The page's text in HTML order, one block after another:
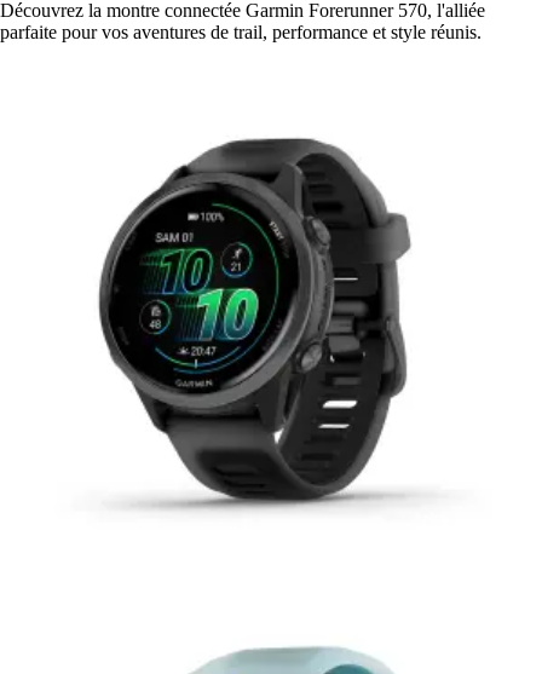
Découvrez la montre connectée Garmin Forerunner 570, l'alliée
parfaite pour vos aventures de trail, performance et style réunis.